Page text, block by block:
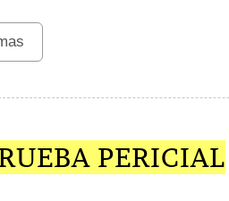
PERICIAL